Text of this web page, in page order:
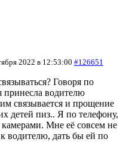
2022 в 12:53:00 #126651
Говоря по
принесла водителю
связывается и прощение
детей пиз.. Я по телефону,
камерами. Мне её совсем не
водителю, дать бы ей по